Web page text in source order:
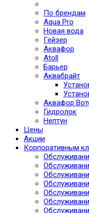
По брендам
Aqua Pro
Новая вода
Гейзер
Аквафор
Atoll
Барьер
Аквабрайт
Аквафор
Гидролок
Нептун
Цены
Акции
Корпоративным